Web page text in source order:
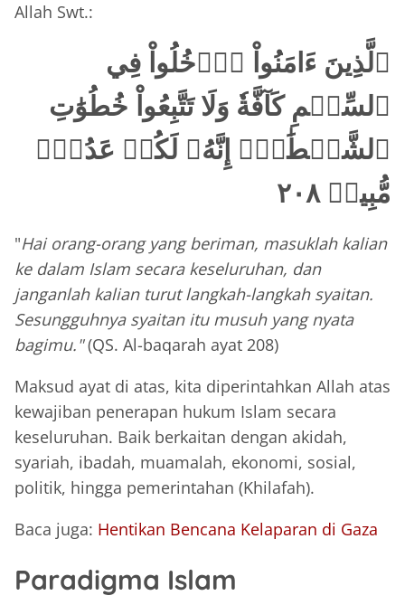
Allah Swt.:
ٱلَّذِينَ ءَامَنُواْ ٱدۡخُلُواْ فِي
ٱلسِّلۡمِ كَآفَّةٗ وَلَا تَتَّبِعُواْ خُطُوَٰتِ
ٱلشَّيۡطَٰنِۚ إِنَّهُۥ لَكُمۡ عَدُوّٞ
مُّبِينٞ ٢٠٨
"Hai orang-orang yang beriman, masuklah kalian
ke dalam Islam secara keseluruhan, dan
janganlah kalian turut langkah-langkah syaitan.
Sesungguhnya syaitan itu musuh yang nyata
bagimu."(QS. Al-baqarah ayat 208)
Maksud ayat di atas, kita diperintahkan Allah atas
kewajiban penerapan hukum Islam secara
keseluruhan. Baik berkaitan dengan akidah,
syariah, ibadah, muamalah, ekonomi, sosial,
politik, hingga pemerintahan (Khilafah).
Baca juga: Hentikan Bencana Kelaparan di Gaza
Paradigma Islam